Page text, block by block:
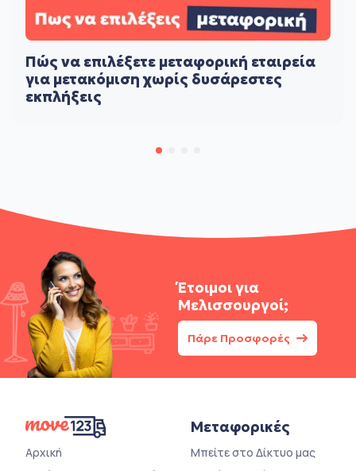
Πώς να επιλέξετε μεταφορική εταιρεία
για μετακόμιση χωρίς δυσάρεστες
εκπλήξεις
Έτοιμοι για
Μελισσουργοί;
Πάρε Προσφορές
Αρχική
Μεταφορικές
Μπείτε στο Δίκτυο μας